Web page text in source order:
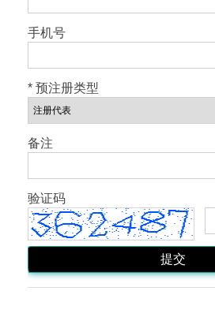
手机号
* 预注册类型
备注
验证码